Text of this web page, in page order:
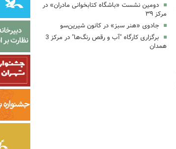
دومین نشست «باشگاه کتابخوانی مادران» در
مرکز ۳۹
جادوی «هنر سبز» در کانون شیرین‌سو
برگزاری کارگاه "آب و رقص رنگ‌ها" در مرکز 3
همدان